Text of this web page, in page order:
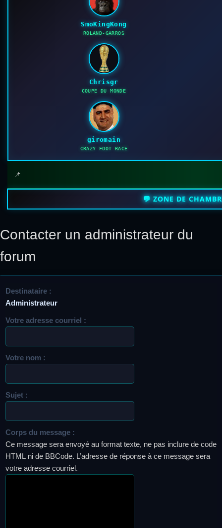
SmoKingKong
ROLAND-GARROS
Chrisgr
COUPE DU MONDE
giromain
CRAZY FOOT RACE
📌
💬 ZONE DE
Contacter un administrateur du
forum
Destinataire :
Administrateur
Votre adresse courriel :
Votre nom :
Sujet :
Corps du message :
Ce message sera envoyé au format texte, ne pas inclure de code
HTML ni de BBCode. L’adresse de réponse à ce message sera
votre adresse courriel.